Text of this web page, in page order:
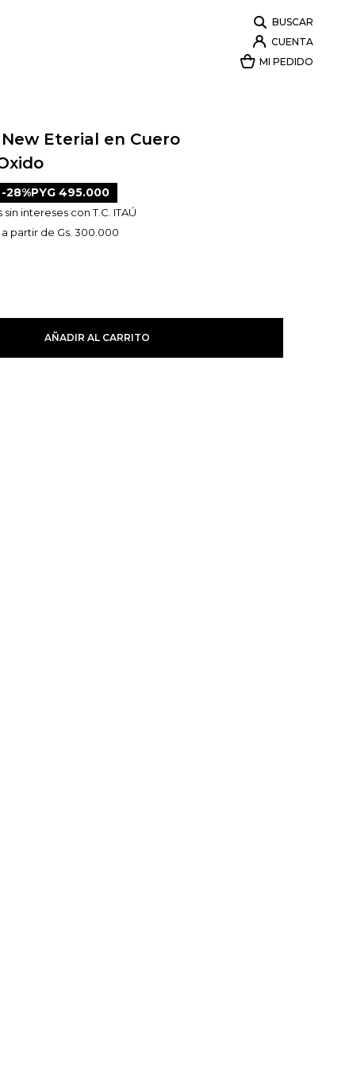
Eterial en Cuero
28 PYG 495.000
intereses con T.C. ITAÚ
a partir de Gs. 300.000
AÑADIR AL CARRITO